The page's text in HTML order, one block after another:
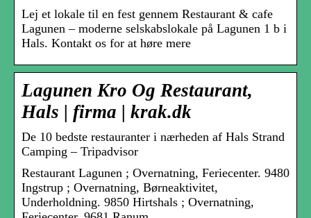
Lej et lokale til en fest gennem Restaurant & cafe
Lagunen – moderne selskabslokale på Lagunen 1 b i
Hals. Kontakt os for at høre mere
Lagunen Kro Og Restaurant,
Hals | firma | krak.dk
De 10 bedste restauranter i nærheden af Hals Strand
Camping – Tripadvisor
Restaurant Lagunen ; Overnatning, Feriecenter. 9480
Ingstrup ; Overnatning, Børneaktivitet,
Underholdning. 9850 Hirtshals ; Overnatning,